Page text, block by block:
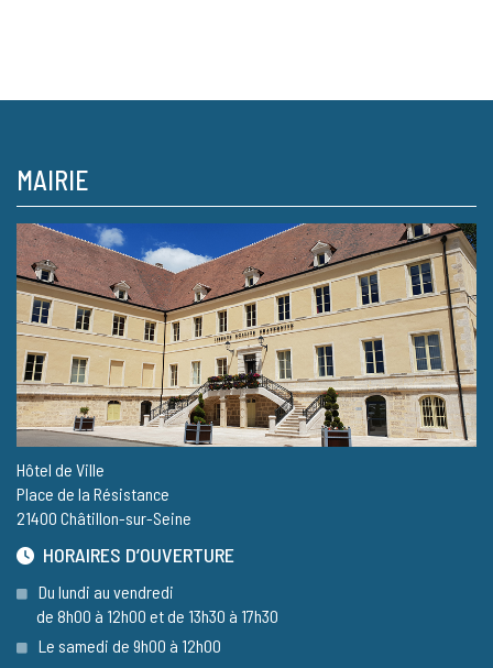
MAIRIE
Hôtel de Ville
Place de la Résistance
21400 Châtillon-sur-Seine
HORAIRES D’OUVERTURE
Du lundi au vendredi
de 8h00 à 12h00 et de 13h30 à 17h30
Le samedi de 9h00 à 12h00